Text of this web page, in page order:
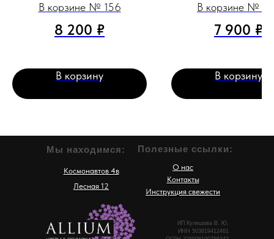
В корзине № 156
8 200 ₽
В корзину
В корзине №
7 900 ₽
В корзину
Полезные ссылки:
ИП Кулешова В. Ю.
ИНН 503819412461
Инструкция свежести
Контакты
О нас
Лесная 12
Мы находимся:
Космонавтов 4в